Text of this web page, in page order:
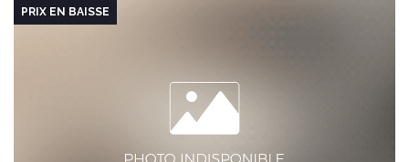
PRIX EN BAISSE